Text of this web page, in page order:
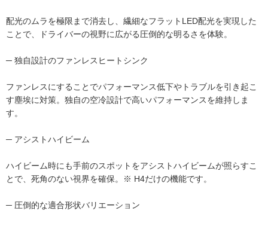
配光のムラを極限まで消去し、繊細なフラットLED配光を実現した
ことで、ドライバーの視野に広がる圧倒的な明るさを体験。
─ 独自設計のファンレスヒートシンク
ファンレスにすることでパフォーマンス低下やトラブルを引き起こ
す塵埃に対策。独自の空冷設計で高いパフォーマンスを維持しま
す。
─ アシストハイビーム
ハイビーム時にも手前のスポットをアシストハイビームが照らすこ
とで、死角のない視界を確保。※ H4だけの機能です。
─ 圧倒的な適合形状バリエーション